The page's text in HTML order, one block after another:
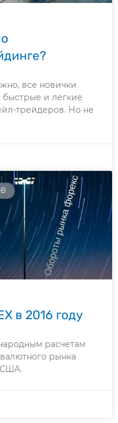
все новички
и легкие
трейдеров. Но не
в 2016 году
расчетам
рынка
США.